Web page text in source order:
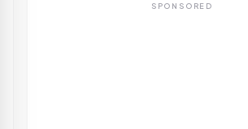
SPONSORED